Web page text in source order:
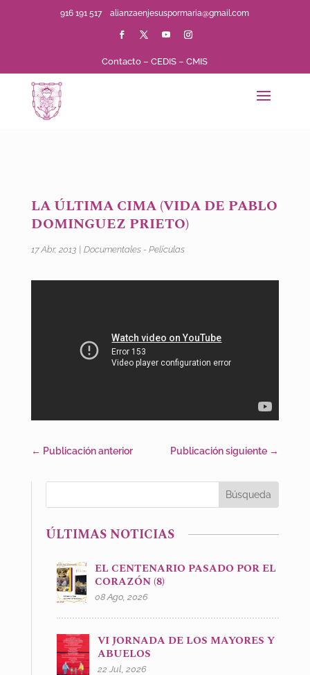
916 191 517alianzaenjesuspormaria@gmail.com
Contacto –CEDIS –CMIS
LA ÚLTIMA CIMA (VIDA DE PABLO
DOMINGUEZ PRIETO)
17 Abr, 2013 Documentales - Películas
← Publicación anterior Publicación siguiente →
ÚLTIMAS NOTICIAS
EL CENTENARIO PASADO POR EL
CORAZÓN (8)
08 Ago, 2026
VI JORNADA DE LOS MAYORES Y
ABUELOS
22 Jul, 2026